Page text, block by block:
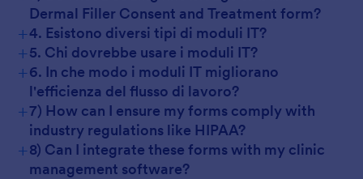
Dermal Filler Consent and Treatment form?
+4. Esistono diversi tipi di moduli IT?
+5. Chi dovrebbe usare i moduli IT?
+6. In che modo i moduli IT migliorano
l'efficienza del flusso di lavoro?
+7) How can I ensure my forms comply with
industry regulations like HIPAA?
+8) Can I integrate these forms with my clinic
management software?